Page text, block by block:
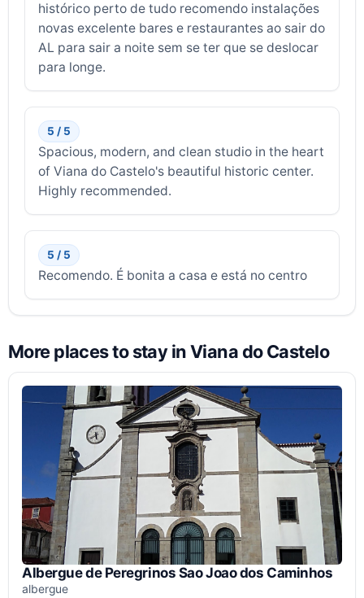
histórico perto de tudo recomendo instalações
novas excelente bares e restaurantes ao sair do
AL para sair a noite sem se ter que se deslocar
para longe.
5 / 5
Spacious, modern, and clean studio in the heart
of Viana do Castelo's beautiful historic center.
Highly recommended.
5 / 5
Recomendo. É bonita a casa e está no centro
More places to stay in Viana do Castelo
Albergue de Peregrinos Sao Joao dos Caminhos
albergue